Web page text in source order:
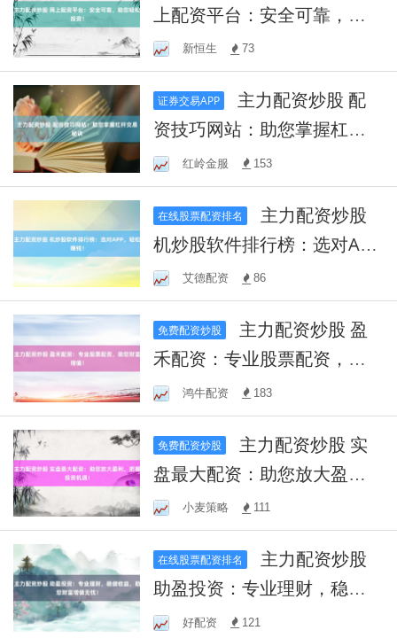
上配资平台：安全可靠，助
您轻松投资！
新恒生 73
证券交易APP
资技巧网站：助您掌握杠杆
交易秘诀
红岭金服 153
在线股票配资排名
机炒股软件排行榜：选对AP
P，轻松赚钱！
艾德配资 86
免费配资炒股
禾配资：专业股票配资，助
您财富增值！
鸿牛配资 183
免费配资炒股
盘最大配资：助您放大盈
利，把握投资机遇！
小麦策略 111
在线股票配资排名
助盈投资：专业理财，稳健
收益，助您财富增值无忧！
好配资 121